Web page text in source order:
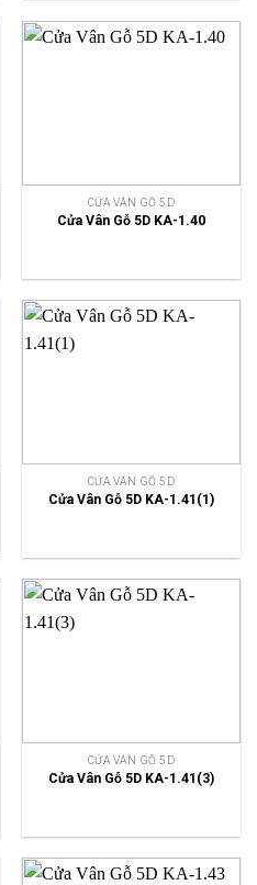
CỬA VÂN GỖ 5D
Cửa Vân Gỗ 5D KA-1.40
CỬA VÂN GỖ 5D
Cửa Vân Gỗ 5D KA-1.41(1)
CỬA VÂN GỖ 5D
Cửa Vân Gỗ 5D KA-1.41(3)